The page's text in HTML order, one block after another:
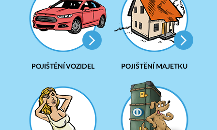
POJIŠTĚNÍ VOZIDEL POJIŠTĚNÍ MAJETKU